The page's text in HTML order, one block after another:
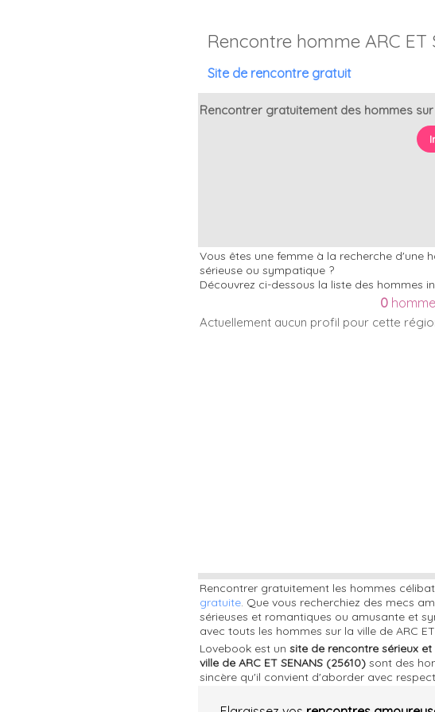
Rencontre homme ARC ET
Site de rencontre gratuit
Rencontrer gratuitement des hommes sur
Vous êtes une femme à la recherche d'une
sérieuse ou sympatique ?
Découvrez ci-dessous la liste des hommes
0
Actuellement aucun profil pour cette
Rencontrer gratuitement les hommes
gratuite. Que vous recherchiez des mecs
sérieuses et romantiques ou amusante et
avec touts les hommes sur la ville de ARC
Lovebook est un site de rencontre sérieux
ville de ARC ET SENANS (25610) sont des
sincère qu'il convient d'aborder avec